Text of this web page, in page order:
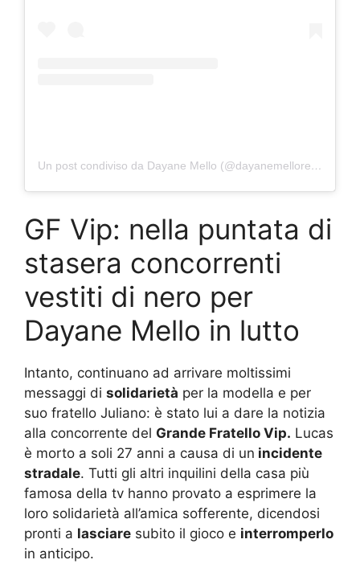
Un post condiviso da Dayane Mello (@dayanemelloreal)
GF Vip: nella puntata di
stasera concorrenti
vestiti di nero per
Dayane Mello in lutto
Intanto, continuano ad arrivare moltissimi
messaggi di solidarietà per la modella e per
suo fratello Juliano: è stato lui a dare la notizia
alla concorrente del Grande Fratello Vip. Lucas
è morto a soli 27 anni a causa di un incidente
stradale. Tutti gli altri inquilini della casa più
famosa della tv hanno provato a esprimere la
loro solidarietà all’amica sofferente, dicendosi
pronti a lasciare subito il gioco e interromperlo
in anticipo.